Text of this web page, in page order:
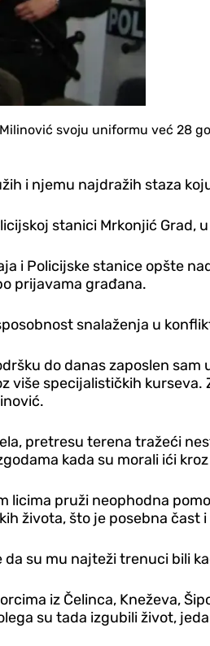
svoju uniformu već 28
i njemu najdražih staza
stanici Mrkonjić Grad,
i Policijske stanice opšte
prijavama građana.
snalaženja u
do danas zaposlen
više specijalističkih
pretresu terena tražeći
kada su morali ići
licima pruži neophodna
života, što je posebna čast
su mu najteži trenuci bili
iz Čelinca, Kneževa,
su tada izgubili život,